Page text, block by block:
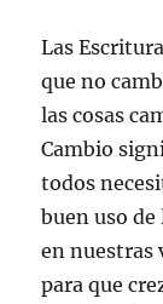
Las
que no
las cosas
Cambio
todos
buen uso
en nuestras
para que